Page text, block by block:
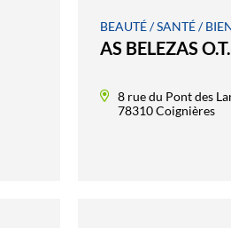
BEAUTÉ / SANTÉ /
AS BELEZAS
8 rue du Pont des
78310 Coignières